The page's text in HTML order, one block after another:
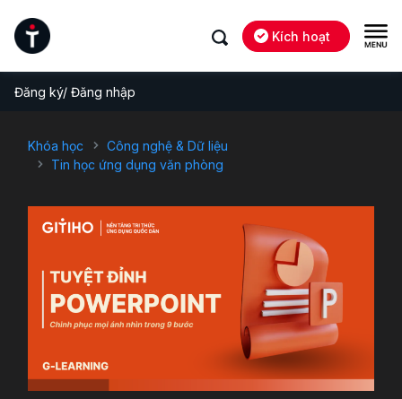
Kích hoạt
Đăng ký/ Đăng nhập
Khóa học
Công nghệ & Dữ liệu
Tin học ứng dụng văn phòng